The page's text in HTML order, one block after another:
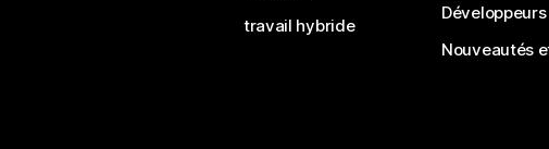
travail hybride
Nouveautés